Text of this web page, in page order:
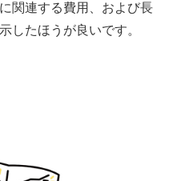
関連する費用、および長
したほうが良いです。